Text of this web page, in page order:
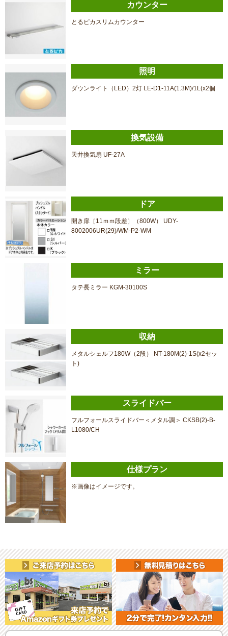
カウンター
とるピカスリムカウンター
照明
ダウンライト（LED）2灯 LE-D1-11A(1.3M)/1L(x2個
換気設備
天井換気扇 UF-27A
ドア
開き扉［11ｍｍ段差］（800W） UDY-
8002006UR(29)/WM-P2-WM
ミラー
タテ長ミラー KGM-30100S
収納
メタルシェルフ180W（2段） NT-180M(2)-1S(x2セッ
ト)
スライドバー
フルフォールスライドバー＜メタル調＞ CKSB(2)-B-
L1080/CH
仕様プラン
※画像はイメージです。